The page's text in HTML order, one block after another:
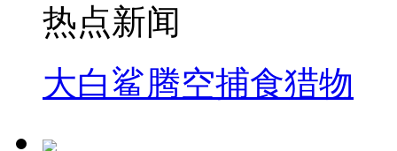
热点新闻
大白鲨腾空捕食猎物